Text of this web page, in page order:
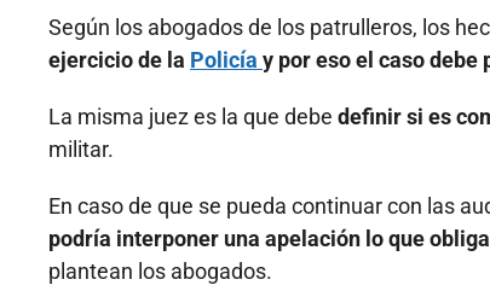
Según los abogados de los patrulleros, los
ejercicio de la Policía y por eso el caso
La misma juez es la que debe definir si es
militar.
En caso de que se pueda continuar con las
podría interponer una apelación lo que
plantean los abogados.